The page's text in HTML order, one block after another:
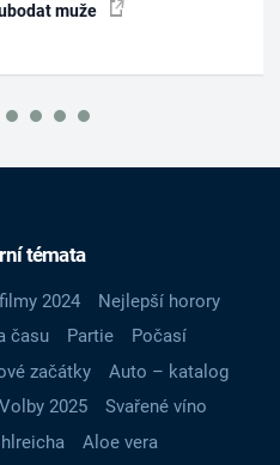
muže
témata
2024
Nejlepší horory
času Partie
Počasí
začátky
Auto – katalog
Volby 2025
Svařené víno
Aloe vera